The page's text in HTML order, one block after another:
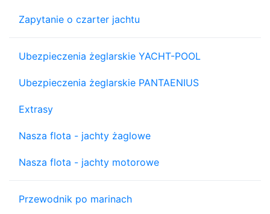
Zapytanie o czarter jachtu
Ubezpieczenia żeglarskie YACHT-POOL
Ubezpieczenia żeglarskie PANTAENIUS
Extrasy
Nasza flota - jachty żaglowe
Nasza flota - jachty motorowe
Przewodnik po marinach